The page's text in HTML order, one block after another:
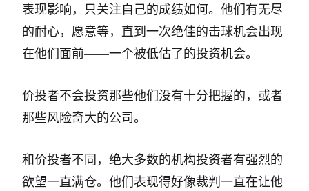
表现影响，只关注自己的成绩如何。他们有无尽
的耐心，愿意等，直到一次绝佳的击球机会出现
在他们面前——一个被低估了的投资机会。
价投者不会投资那些他们没有十分把握的，或者
那些风险奇大的公司。
和价投者不同，绝大多数的机构投资者有强烈的
欲望一直满仓。他们表现得好像裁判一直在让他